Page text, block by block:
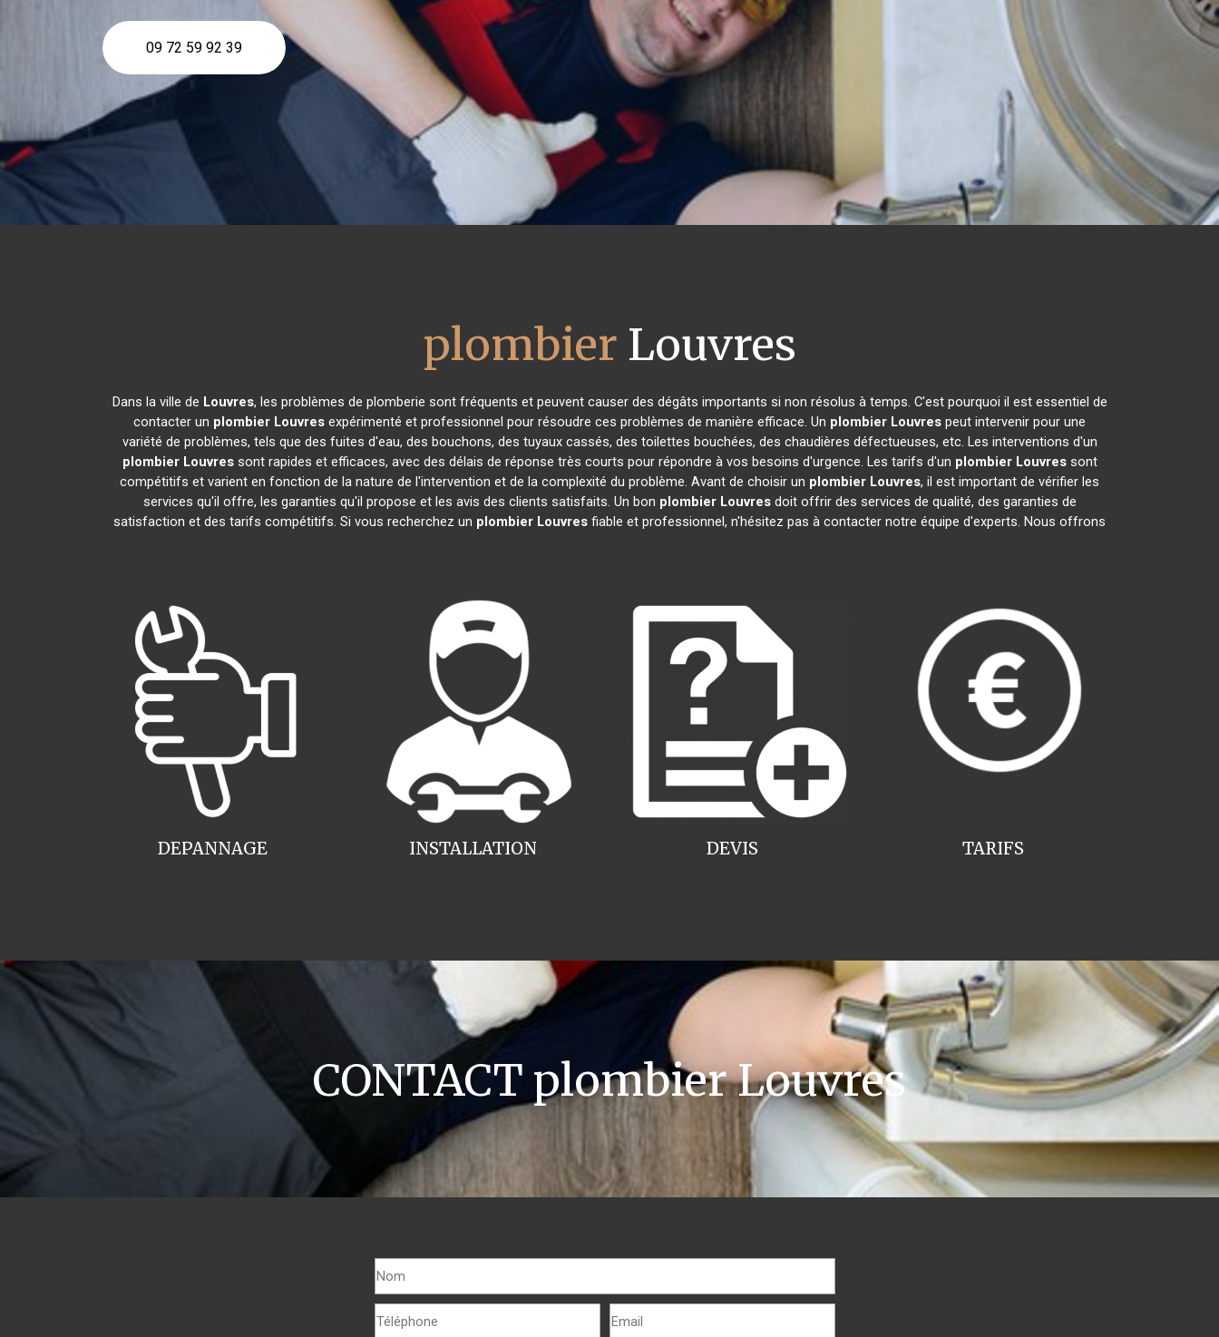
09 72 59 92 39
plombier Louvres
Dans la ville de Louvres, les problèmes de plomberie sont fréquents et peuvent causer des dégâts importants si non résolus à temps. C'est pourquoi il est essentiel de
contacter un plombier Louvres expérimenté et professionnel pour résoudre ces problèmes de manière efficace. Un plombier Louvres peut intervenir pour une
variété de problèmes, tels que des fuites d'eau, des bouchons, des tuyaux cassés, des toilettes bouchées, des chaudières défectueuses, etc. Les interventions d'un
plombier Louvressont rapides et efficaces, avec des délais de réponse très courts pour répondre à vos besoins d'urgence. Les tarifs d'un plombier Louvressont
compétitifs et varient en fonction de la nature de l'intervention et de la complexité du problème. Avant de choisir un plombier Louvres, il est important de vérifier les
services qu'il offre, les garanties qu'il propose et les avis des clients satisfaits. Un bon plombier Louvresdoit offrir des services de qualité, des garanties de
satisfaction et des tarifs compétitifs. Si vous recherchez un plombier Louvres fiable et professionnel, n'hésitez pas à contacter notre équipe d'experts. Nous offrons
INSTALLATION
DEPANNAGE TARIFS
DEVIS
CONTACT plombier Louvres